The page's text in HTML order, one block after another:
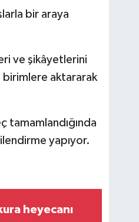
bir araya
ve şikâyetlerini
birimlere aktararak
yapıyor.
heyecanı